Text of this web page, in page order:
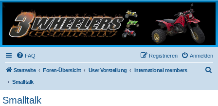
3-Wheelers Germany
Honda, Yamaha, Kawasaki Trike
FAQ Anmelden
Registrieren
Startseite Foren-Übersicht User Vorstellung
International members
Smalltalk
Smalltalk